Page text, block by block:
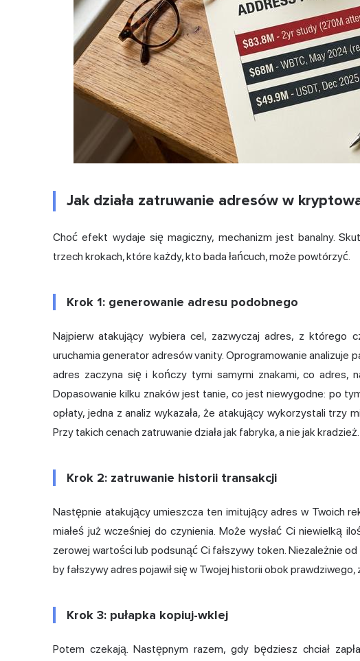
Jak działa zatruwanie adresów w
Choć efekt wydaje się magiczny, mechanizm jest banalny.
trzech krokach, które każdy, kto bada łańcuch, może powtórzyć.
Krok 1: generowanie adresu podobnego
Najpierw atakujący wybiera cel, zazwyczaj adres, z którego
uruchamia generator adresów vanity. Oprogramowanie analizuje
adres zaczyna się i kończy tymi samymi znakami, co adres,
Dopasowanie kilku znaków jest tanie, co jest niewygodne: po
opłaty, jedna z analiz wykazała, że atakujący wykorzystali trzy
Przy takich cenach zatruwanie działa jak fabryka, a nie jak kradzież.
Krok 2: zatruwanie historii transakcji
Następnie atakujący umieszcza ten imitujący adres w Twoich
miałeś już wcześniej do czynienia. Może wysłać Ci niewielką
zerowej wartości lub podsunąć Ci fałszywy token. Niezależnie
by fałszywy adres pojawił się w Twojej historii obok
Krok 3: pułapka kopiuj-wklej
Potem czekają. Następnym razem, gdy będziesz chciał